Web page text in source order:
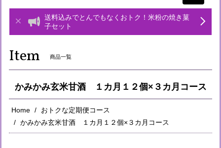
送料込みでとんでもなくおトク！米粉の焼き菓
子セット
Item 商品一覧
かみかみ玄米甘酒 １カ月１２個×３カ月コース
Home
おトクな定期便コース
かみかみ玄米甘酒 １カ月１２個×３カ月コース